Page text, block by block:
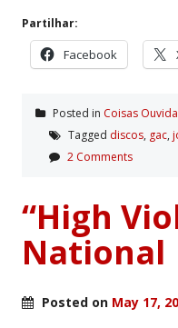
Partilhar:
Facebook
Posted in Coisas
Tagged discos, gac,
2 Comments
“High
National
Posted on May 17,